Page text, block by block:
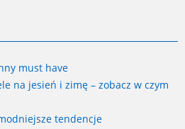
must have
na jesień i zimę – zobacz w czym
tendencje